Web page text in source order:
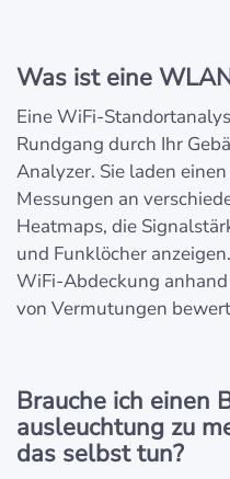
Was ist eine
Eine WiFi-
Rundgang durch Ihr
Analyzer. Sie laden
Messungen an
Heatmaps, die
und Funklöcher
WiFi-Abdeckung
von Vermutungen
Brauche ich einen
ausleuchtung zu
das selbst tun?